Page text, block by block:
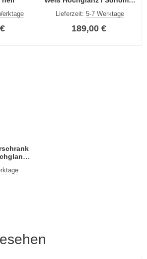
Lieferzeit:5-7 Werktage
189,00 €
/